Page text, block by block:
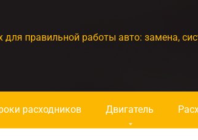
правильной работы авто: замена,
расходников Двигатель